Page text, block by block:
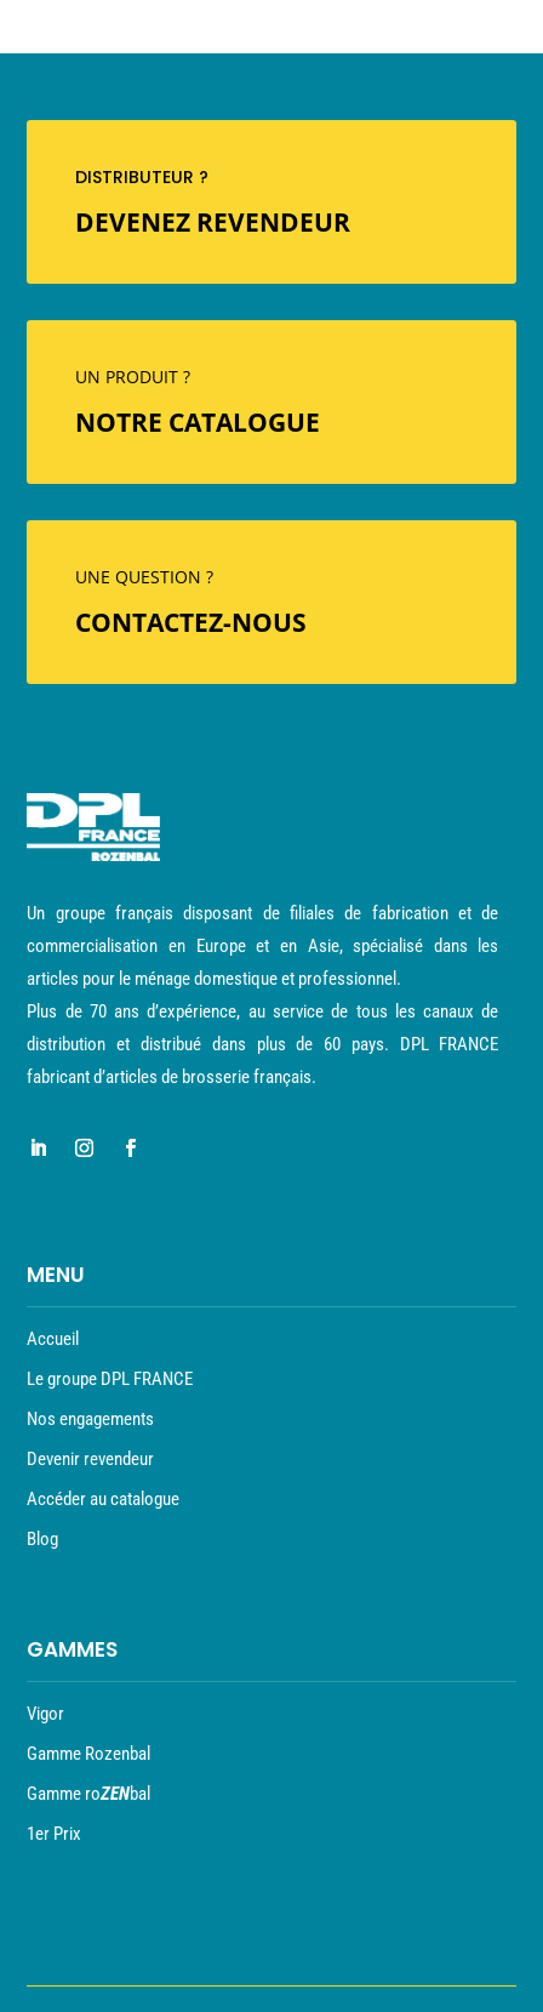
DISTRIBUTEUR ?
DEVENEZ REVENDEUR
UN PRODUIT ?
NOTRE CATALOGUE
UNE QUESTION ?
CONTACTEZ-NOUS
Un groupe français disposant de filiales de fabrication et de
commercialisation en Europe et en Asie, spécialisé dans les
articles pour le ménage domestique et professionnel.
Plus de 70 ans d’expérience, au service de tous les canaux de
distribution et distribué dans plus de 60 pays. DPL FRANCE
fabricant d’articles de brosserie français.
MENU
Accueil
Le groupe DPL FRANCE
Nos engagements
Devenir revendeur
Accéder au catalogue
Blog
GAMMES
Vigor
Gamme Rozenbal
Gamme roZENbal
1er Prix